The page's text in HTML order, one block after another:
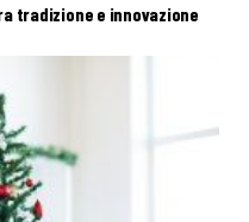
tradizione e innovazione